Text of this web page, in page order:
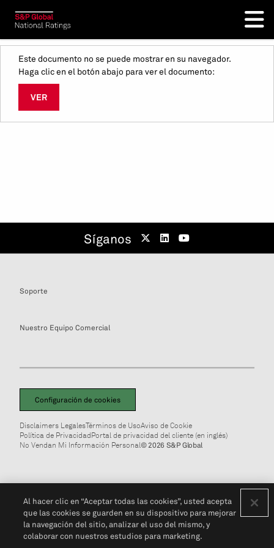
Este documento no se puede mostrar en su navegador.
Haga clic en el botón abajo para ver el documento:
VER
Síganos
Soporte
Nuestro Equipo Comercial
Configuración de cookies
Disclaimers LegalesTérminos de UsoAviso de Cookie
Política de PrivacidadPortal de privacidad del cliente (en inglés)
No Vendan Mi Información Personal© 2026 S&P Global
Al hacer clic en “Aceptar todas las cookies”, usted acepta
que las cookies se guarden en su dispositivo para mejorar
la navegación del sitio, analizar el uso del mismo, y
colaborar con nuestros estudios para marketing.